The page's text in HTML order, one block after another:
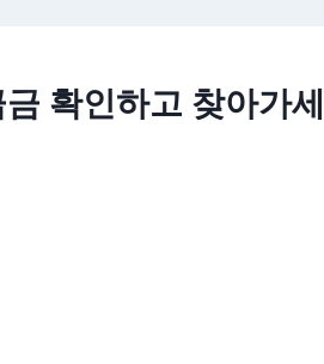
확인하고 찾아가세